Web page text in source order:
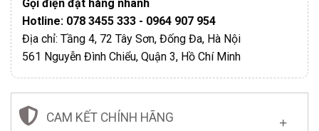
Gọi điện đặt hàng nhanh
Hotline: 078 3455 333 - 0964 907 954
Địa chỉ: Tầng 4, 72 Tây Sơn, Đống Đa, Hà Nội
561 Nguyễn Đình Chiểu, Quận 3, Hồ Chí Minh
CAM KẾT CHÍNH HÃNG